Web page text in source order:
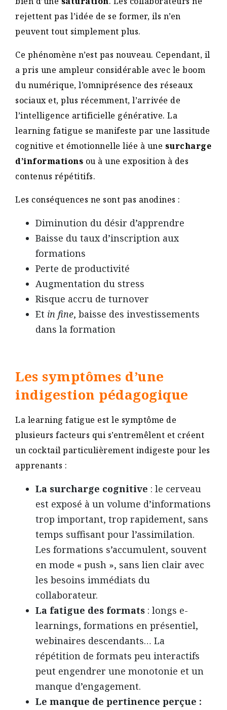
rejettent pas l’idée de se former, ils n’en
peuvent tout simplement plus.
Ce phénomène n’est pas nouveau. Cependant, il
a pris une ampleur considérable avec le boom
du numérique, l’omniprésence des réseaux
sociaux et, plus récemment, l’arrivée de
l’intelligence artificielle générative. La
learning fatigue se manifeste par une lassitude
cognitive et émotionnelle liée à une surcharge
d’informations ou à une exposition à des
contenus répétitifs.
Les conséquences ne sont pas anodines :
Diminution du désir d’apprendre
Baisse du taux d’inscription aux
formations
Perte de productivité
Augmentation du stress
Risque accru de turnover
Et in fine, baisse des investissements
dans la formation
Les symptômes d’une
indigestion pédagogique
La learning fatigue est le symptôme de
plusieurs facteurs qui s’entremêlent et créent
un cocktail particulièrement indigeste pour les
apprenants :
La surcharge cognitive : le cerveau
est exposé à un volume d’informations
trop important, trop rapidement, sans
temps suffisant pour l’assimilation.
Les formations s’accumulent, souvent
en mode « push », sans lien clair avec
les besoins immédiats du
collaborateur.
La fatigue des formats : longs e-
learnings, formations en présentiel,
webinaires descendants… La
répétition de formats peu interactifs
peut engendrer une monotonie et un
manque d’engagement.
Le manque de pertinence perçue :